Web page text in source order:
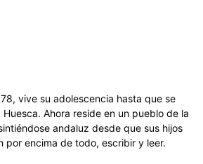
vive su adolescencia hasta que se
Ahora reside en un pueblo de la
andaluz desde que sus hijos
por encima de todo, escribir y leer.